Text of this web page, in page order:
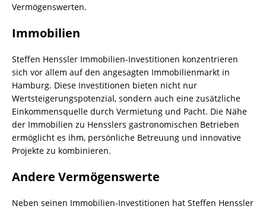
Vermögenswerten.
Immobilien
Steffen Henssler Immobilien-Investitionen konzentrieren
sich vor allem auf den angesagten Immobilienmarkt in
Hamburg. Diese Investitionen bieten nicht nur
Wertsteigerungspotenzial, sondern auch eine zusätzliche
Einkommensquelle durch Vermietung und Pacht. Die Nähe
der Immobilien zu Hensslers gastronomischen Betrieben
ermöglicht es ihm, persönliche Betreuung und innovative
Projekte zu kombinieren.
Andere Vermögenswerte
Neben seinen Immobilien-Investitionen hat Steffen Henssler